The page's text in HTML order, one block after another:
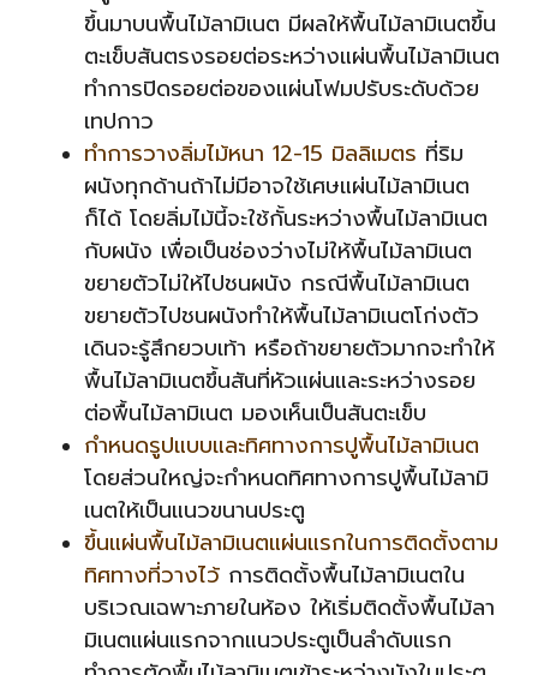
ขึ้นมาบนพื้นไม้ลามิเนต มีผลให้พื้นไม้ลามิเนตขึ้น
ตะเข็บสันตรงรอยต่อระหว่างแผ่นพื้นไม้ลามิเนต
ทำการปิดรอยต่อของแผ่นโฟมปรับระดับด้วย
เทปกาว
ทำการวางลิ่มไม้หนา 12-15 มิลลิเมตร ที่ริม
ผนังทุกด้านถ้าไม่มีอาจใช้เศษแผ่นไม้ลามิเนต
ก็ได้ โดยลิ่มไม้นี้จะใช้กั้นระหว่างพื้นไม้ลามิเนต
กับผนัง เพื่อเป็นช่องว่างไม่ให้พื้นไม้ลามิเนต
ขยายตัวไม่ให้ไปชนผนัง กรณีพื้นไม้ลามิเนต
ขยายตัวไปชนผนังทำให้พื้นไม้ลามิเนตโก่งตัว
เดินจะรู้สึกยวบเท้า หรือถ้าขยายตัวมากจะทำให้
พื้นไม้ลามิเนตขึ้นสันที่หัวแผ่นและระหว่างรอย
ต่อพื้นไม้ลามิเนต มองเห็นเป็นสันตะเข็บ
กำหนดรูปแบบและทิศทางการปูพื้นไม้ลามิเนต
โดยส่วนใหญ่จะกำหนดทิศทางการปูพื้นไม้ลามิ
เนตให้เป็นแนวขนานประตู
ขึ้นแผ่นพื้นไม้ลามิเนตแผ่นแรกในการติดตั้งตาม
ทิศทางที่วางไว้ การติดตั้งพื้นไม้ลามิเนตใน
บริเวณเฉพาะภายในห้อง ให้เริ่มติดตั้งพื้นไม้ลา
มิเนตแผ่นแรกจากแนวประตูเป็นลำดับแรก